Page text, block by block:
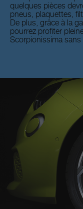
quelques pièces
pneus, plaquettes,
De plus, grâce à la
pourrez profiter
Scorpionissima sans